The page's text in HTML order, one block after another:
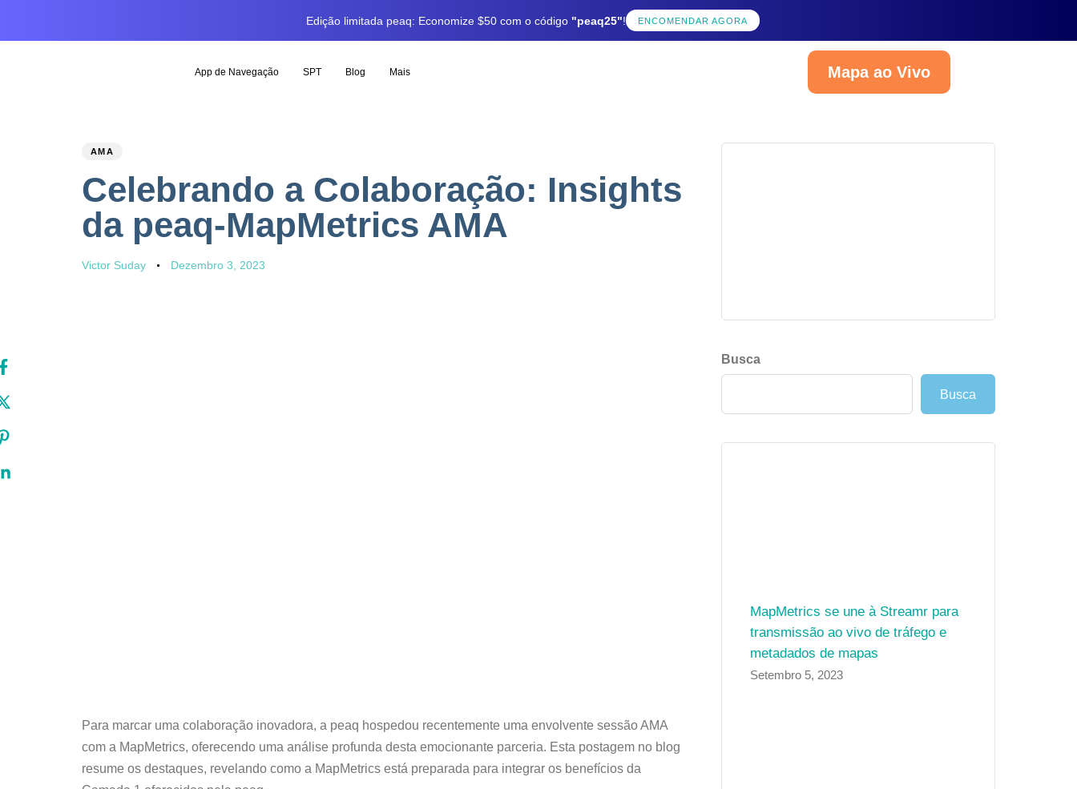
Edição limitada peaq: Economize $50 com o código "peaq25"! ENCOMENDAR AGORA
App de Navegação SPT Blog Mais Mapa ao Vivo
PUBLISHED
AMA
Celebrando a Colaboração: Insights
da peaq-MapMetrics AMA
Author
Victor Suday
Published
Dezembro 3, 2023
Para marcar uma colaboração inovadora, a peaq hospedou recentemente uma envolvente sessão AMA
com a MapMetrics, oferecendo uma análise profunda desta emocionante parceria. Esta postagem no blog
resume os destaques, revelando como a MapMetrics está preparada para integrar os benefícios da
Busca
Busca
MapMetrics se une à Streamr para
transmissão ao vivo de tráfego e
metadados de mapas
Setembro 5, 2023